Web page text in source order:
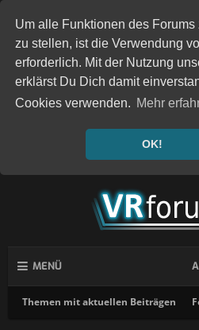
Um alle Funktionen des Forums
zu stellen, ist die Verwendung
erforderlich. Mit der Nutzung
erklärst Du Dich damit
Cookies verwenden. Mehr
OK!
MENÜ
Themen mit aktuellen Beiträgen